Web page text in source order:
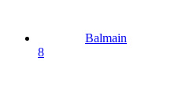
Balmain
8